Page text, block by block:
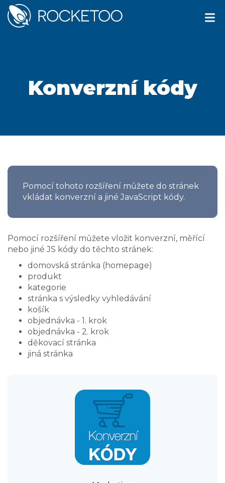
Konverzní kódy
Pomocí tohoto rozšíření můžete do stránek
vkládat konverzní a jiné JavaScript kódy.
Pomocí rozšíření můžete vložit konverzní, měřící
nebo jiné JS kódy do těchto stránek:
domovská stránka (homepage)
produkt
kategorie
stránka s výsledky vyhledávání
košík
objednávka - 1. krok
objednávka - 2. krok
děkovací stránka
jiná stránka